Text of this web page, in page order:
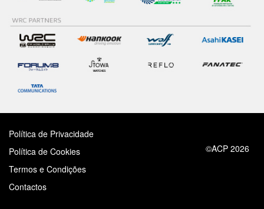
Política de Privacidade
Política de Cookies
Termos e Condições
Contactos
©ACP 2026